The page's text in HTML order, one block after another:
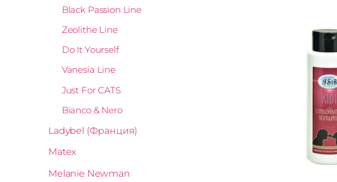
Black Passion Line
Zeolithe Line
Do It Yourself
Vanesia Line
Just For CATS
Bianco & Nero
Ladybel (Франция)
Matex
Melanie Newman